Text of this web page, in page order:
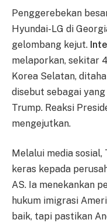
Penggerebekan
Hyundai-LG di
gelombang kejut.
melaporkan, sekitar
Korea Selatan,
disebut sebagai
Trump. Reaksi
mengejutkan.
Melalui media
keras kepada
AS. Ia menekankan
hukum imigrasi
baik, tapi pastikan